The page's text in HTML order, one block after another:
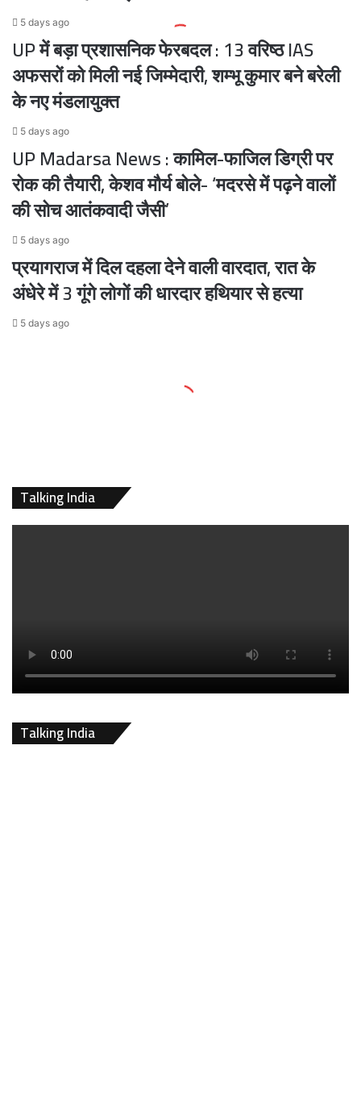
5 days ago
UP में बड़ा प्रशासनिक फेरबदल : 13 वरिष्ठ IAS
अफसरों को मिली नई जिम्मेदारी, शम्भू कुमार बने बरेली
के नए मंडलायुक्त
5 days ago
UP Madarsa News : कामिल-फाजिल डिग्री पर
रोक की तैयारी, केशव मौर्य बोले- ‘मदरसे में पढ़ने वालों
की सोच आतंकवादी जैसी’
5 days ago
प्रयागराज में दिल दहला देने वाली वारदात, रात के
अंधेरे में 3 गूंगे लोगों की धारदार हथियार से हत्या
5 days ago
Talking India
Talking India